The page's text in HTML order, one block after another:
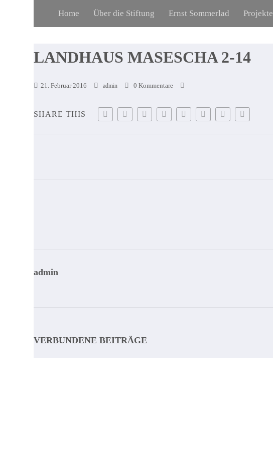
Home Über die Stiftung Ernst Sommerlad Projekte
LANDHAUS MASESCHA 2-14
21. Februar 2016 admin 0 Kommentare
SHARE THIS
admin
VERBUNDENE BEITRÄGE